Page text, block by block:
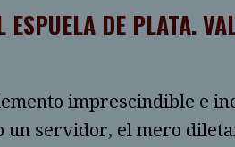
DE PLATA.
imprescindible e
un servidor, el mero